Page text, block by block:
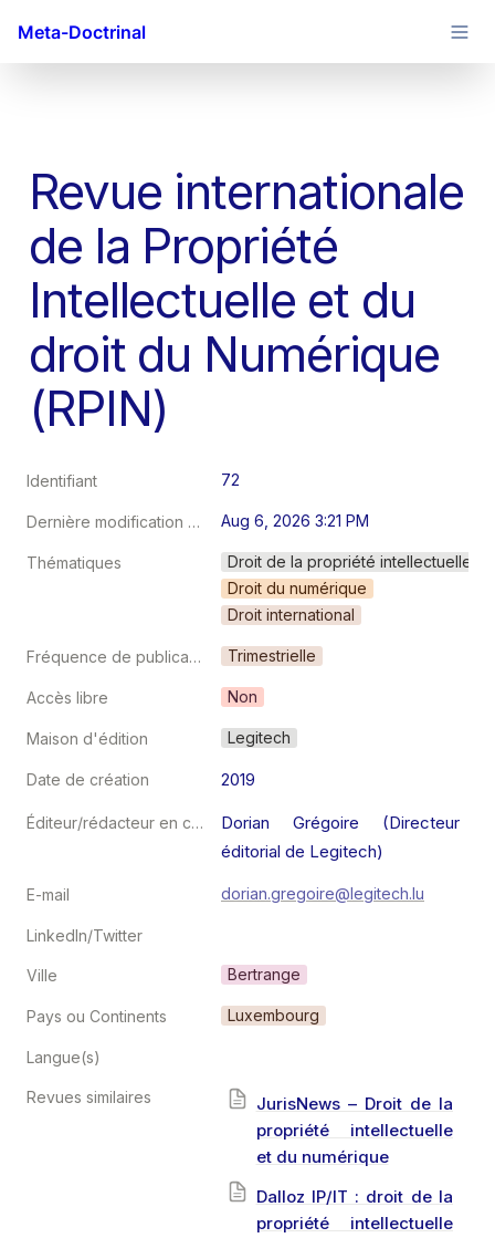
Meta-Doctrinal
Revue internationale
de la Propriété
Intellectuelle et du
droit du Numérique
(RPIN)
Identifiant 72
Dernière modification au Aug 6, 2026 3:21 PM
Thématiques
Droit de la propriété intellectuelle
Droit du numérique
Droit international
Fréquence de publication Trimestrielle
Accès libre Non
Maison d'édition Legitech
Date de création 2019
Éditeur/rédacteur en chef
Dorian Grégoire (Directeur
éditorial de Legitech)
E-mail dorian.gregoire@legitech.lu
LinkedIn/Twitter
Ville Bertrange
Pays ou Continents Luxembourg
Langue(s)
Revues similaires
JurisNews – Droit de la
propriété intellectuelle
et du numérique
Dalloz IP/IT : droit de la
propriété intellectuelle